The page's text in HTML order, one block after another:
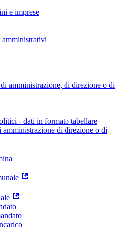
e imprese
amministrativi
amministrazione, di direzione o di
- dati in formato tabellare
di direzione o di